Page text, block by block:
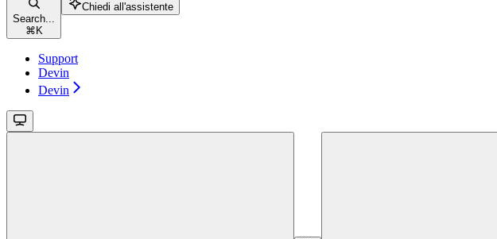
Search...
⌘ K
Chiedi all'assistente
Support
Devin
Devin